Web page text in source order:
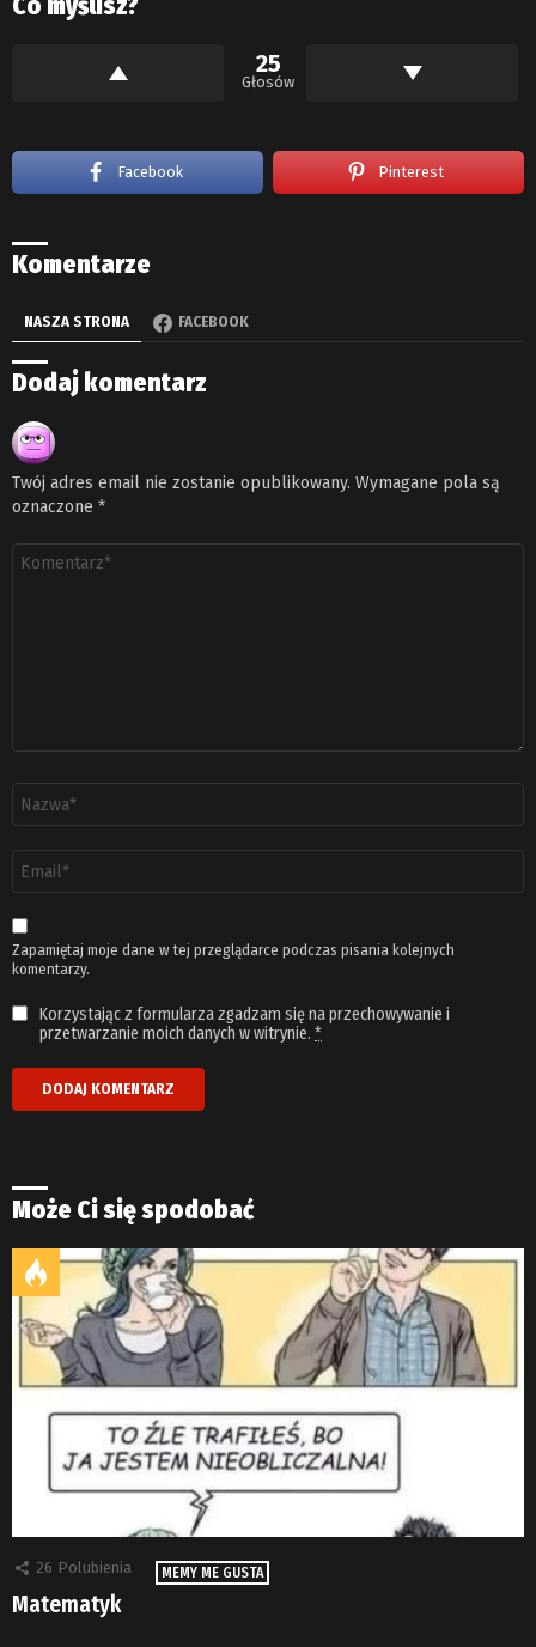
25
Głosów
Facebook Pinterest
Komentarze
NASZA STRONA FACEBOOK
Dodaj komentarz
Twój adres email nie zostanie opublikowany. Wymagane pola są
oznaczone *
Komentarz
email
*
Zapamiętaj moje dane w tej przeglądarce podczas pisania kolejnych
komentarzy.
Korzystając z formularza zgadzam się na przechowywanie i
przetwarzanie moich danych w witrynie. *
Może Ci się spodobać
26 Polubienia MEMY ME GUSTA
Matematyk